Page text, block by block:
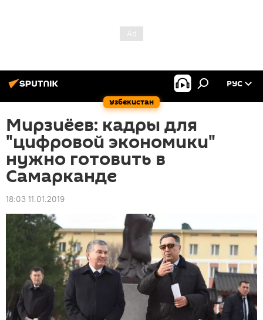
Узбекистан
РУС
Мирзиёев: кадры для
"цифровой экономики"
нужно готовить в
Самарканде
18:03 11.01.2019